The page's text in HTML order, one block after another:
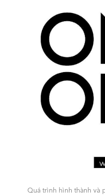
Quá trình hình thành và